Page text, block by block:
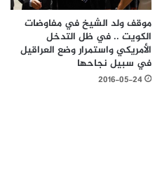
موقف ولد الشيخ في مفاوضات
الكويت .. في ظل التدخل
الأمريكي واستمرار وضع العراقيل
في سبيل نجاحها
2016-05-24